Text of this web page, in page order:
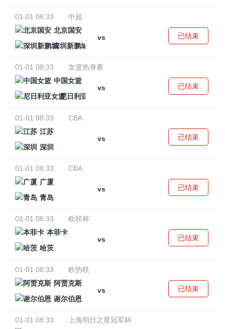
01-01 08:33
中超
北京国安
vs
深圳新鹏城
已结束
01-01 08:33
女篮热身赛
中国女篮
vs
尼日利亚女篮
已结束
01-01 08:33
CBA
江苏
vs
深圳
已结束
01-01 08:33
CBA
广厦
vs
青岛
已结束
01-01 08:33
欧联杯
本菲卡
vs
哈茨
已结束
01-01 08:33
欧协联
阿贾克斯
vs
谢尔伯恩
已结束
01-01 08:33
上海明日之星冠军杯